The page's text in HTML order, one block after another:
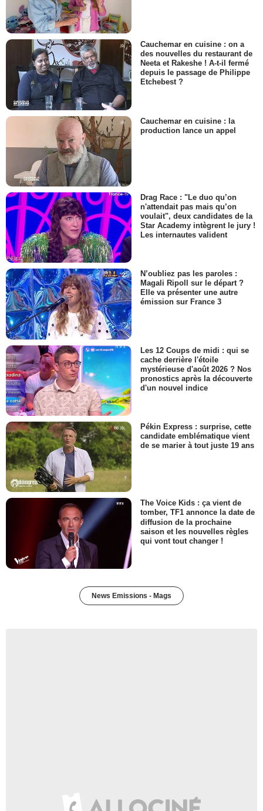
Cauchemar en cuisine : on a
des nouvelles du restaurant de
Neeta et Rakeshe ! A-t-il fermé
depuis le passage de Philippe
Etchebest ?
Cauchemar en cuisine : la
production lance un appel
Drag Race : "Le duo qu’on
n'attendait pas mais qu’on
voulait", deux candidates de la
Star Academy intègrent le jury !
Les internautes valident
N’oubliez pas les paroles :
Magali Ripoll sur le départ ?
Elle va présenter une autre
émission sur France 3
Les 12 Coups de midi : qui se
cache derrière l'étoile
mystérieuse d'août 2026 ? Nos
pronostics après la découverte
d'un nouvel indice
Pékin Express : surprise, cette
candidate emblématique vient
de se marier à tout juste 19 ans
The Voice Kids : ça vient de
tomber, TF1 annonce la date de
diffusion de la prochaine
saison et les nouvelles règles
qui vont tout changer !
News Emissions - Mags